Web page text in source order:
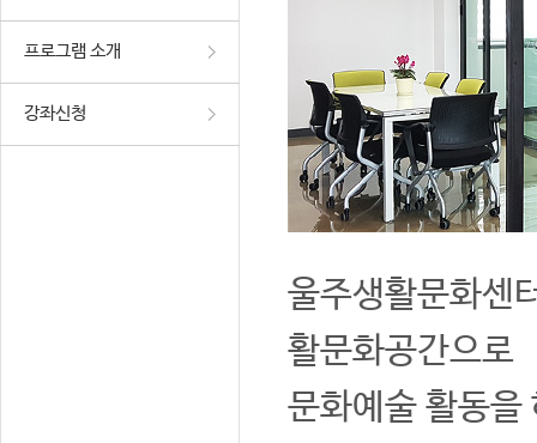
프로그램 소개
강좌신청
울주생활문화센
활문화공간으로
문화예술 활동을